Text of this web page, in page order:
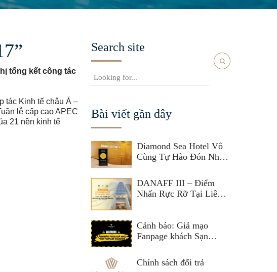
tổng kết công tác
tác Kinh tế châu Á –
lễ cấp cao APEC
21 nền kinh tế
Search site
Bài viết gần đây
Diamond Sea Hotel Vô
Cùng Tự Hào Đón Nhận
Gold Circle Award 2025
DANAFF III – Điểm
Nhấn Rực Rỡ Tại Liên
Cảnh báo: Giả mạo
Fanpage khách Sạn
Danang
Chính sách đổi trả